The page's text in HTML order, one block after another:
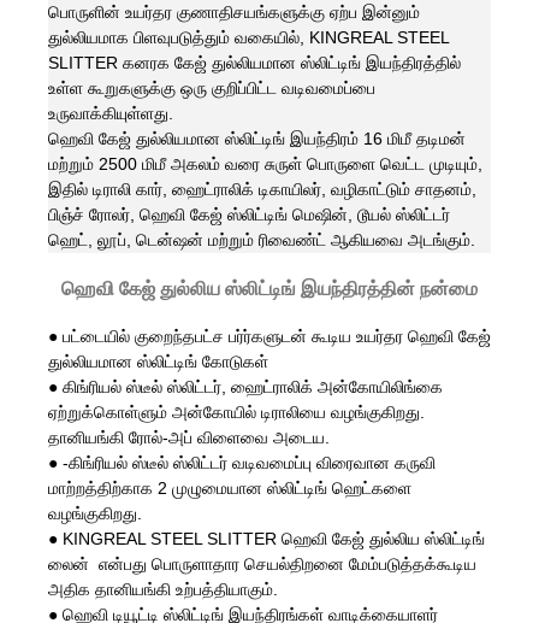
பொருளின் உயர்தர குணாதிசயங்களுக்கு ஏற்ப இன்னும்
துல்லியமாக பிளவுபடுத்தும் வகையில், KINGREAL STEEL
SLITTER கனரக கேஜ் துல்லியமான ஸ்லிட்டிங் இயந்திரத்தில்
உள்ள கூறுகளுக்கு ஒரு குறிப்பிட்ட வடிவமைப்பை
உருவாக்கியுள்ளது.
ஹெவி கேஜ் துல்லியமான ஸ்லிட்டிங் இயந்திரம் 16 மிமீ தடிமன்
மற்றும் 2500 மிமீ அகலம் வரை சுருள் பொருளை வெட்ட முடியும்,
இதில் டிராலி கார், ஹைட்ராலிக் டிகாயிலர், வழிகாட்டும் சாதனம்,
பிஞ்ச் ரோலர், ஹெவி கேஜ் ஸ்லிட்டிங் மெஷின், டூயல் ஸ்லிட்டர்
ஹெட், லூப், டென்ஷன் மற்றும் ரிவைண்ட் ஆகியவை அடங்கும்.
ஹெவி கேஜ் துல்லிய ஸ்லிட்டிங் இயந்திரத்தின் நன்மை
● பட்டையில் குறைந்தபட்ச பர்ர்களுடன் கூடிய உயர்தர ஹெவி கேஜ்
துல்லியமான ஸ்லிட்டிங் கோடுகள்
● கிங்ரியல் ஸ்டீல் ஸ்லிட்டர், ஹைட்ராலிக் அன்கோயிலிங்கை
ஏற்றுக்கொள்ளும் அன்கோயில் டிராலியை வழங்குகிறது.
தானியங்கி ரோல்-அப் விளைவை அடைய.
● -கிங்ரியல் ஸ்டீல் ஸ்லிட்டர் வடிவமைப்பு விரைவான கருவி
மாற்றத்திற்காக 2 முழுமையான ஸ்லிட்டிங் ஹெட்களை
வழங்குகிறது.
● KINGREAL STEEL SLITTER ஹெவி கேஜ் துல்லிய ஸ்லிட்டிங்
லைன் என்பது பொருளாதார செயல்திறனை மேம்படுத்தக்கூடிய
அதிக தானியங்கி உற்பத்தியாகும்.
● ஹெவி டியூட்டி ஸ்லிட்டிங் இயந்திரங்கள் வாடிக்கையாளர்